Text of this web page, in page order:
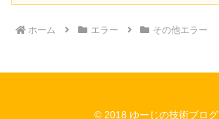
ホーム エラー その他エラー
© 2018 ゆーじの技術ブログ.